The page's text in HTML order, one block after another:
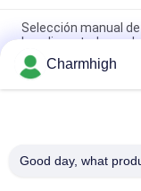
Selección manual
los alimentadores
2 selección de los
de las cabezas 58 y
Máquina de
Charmhigh
Good day, what